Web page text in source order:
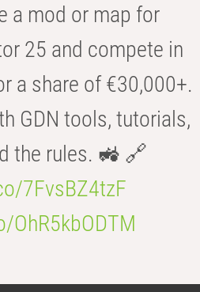
a mod or map for
25 and compete in
a share of €30,000+.
GDN tools, tutorials,
the rules. 🚜 🔗
7FvsBZ4tzF